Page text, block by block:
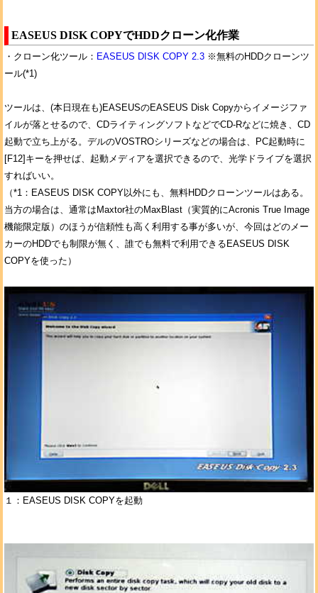
EASEUS DISK COPYでHDDクローン化作業
・クローン化ツール： EASEUS DISK COPY 2.3 ※無料のHDDクローンツ
ール(*1)
ツールは、(本日現在も)EASEUSのEASEUS Disk Copyからイメージファ
イルが落とせるので、CDライティングソフトなどでCD-Rなどに焼き、CD
起動で立ち上がる。デルのVOSTROシリーズなどの場合は、PC起動時に
[F12]キーを押せば、起動メディアを選択できるので、光学ドライブを選択
すればいい。
（*1：EASEUS DISK COPY以外にも、無料HDDクローンツールはある。
当方の場合は、通常はMaxtor社のMaxBlast（実質的にAcronis True Image
機能限定版）のほうが信頼性も高く利用する事が多いが、今回はどのメー
カーのHDDでも制限が無く、誰でも無料で利用できるEASEUS DISK
COPYを使った）
１：EASEUS DISK COPYを起動